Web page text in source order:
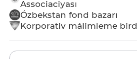
Associaciyası
Ózbekstan fond bazarı
Korporativ málimleme